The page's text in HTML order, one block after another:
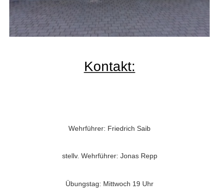
Kontakt:
Wehrführer: Friedrich Saib
stellv. Wehrführer: Jonas Repp
Übungstag: Mittwoch 19 Uhr